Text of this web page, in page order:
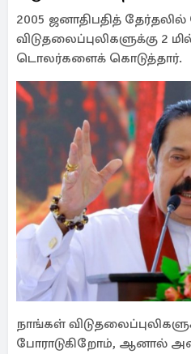
2005 ஜனாதிபதித்
விடுதலைப்புலிகளுக்கு 2
டொலர்களைக் கொடுத்தார்.
நாங்கள்
போராடுகிறோம், ஆனால்